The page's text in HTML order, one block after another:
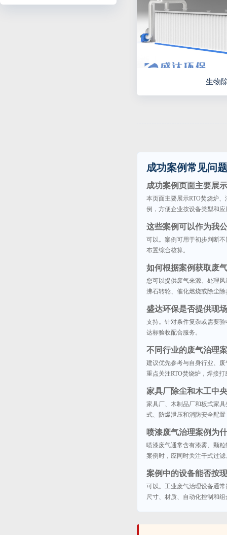
理？
生物
成功案例常见问题
成功案例页面主要展
本页面主要展示RTO焚烧炉
例，方便企业按设备类型和
这些案例可以作为我
可以。案例可用于初步判断
布置综合核算。
如何根据案例获取废
您可以提供废气来源、处理
沸石转轮、催化燃烧或除尘
盛达环保是否提供现
支持。针对条件复杂或需要
达标验收配合服务。
不同行业的废气治理
建议优先参考与自身行业、
重点关注RTO焚烧炉，焊接
家具厂除尘和木工中
家具厂、木制品厂和板式家
式、防爆泄压和消防安全配
喷漆废气治理案例为
喷漆废气通常含有漆雾、颗
案例时，应同时关注干式过
案例中的设备能否按
可以。工业废气治理设备通
尺寸、材质、自动化控制和